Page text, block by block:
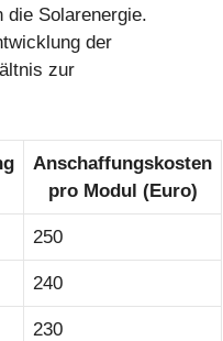
die Solarenergie.
der
zur
Anschaffungskosten
pro Modul (Euro)
250
240
230